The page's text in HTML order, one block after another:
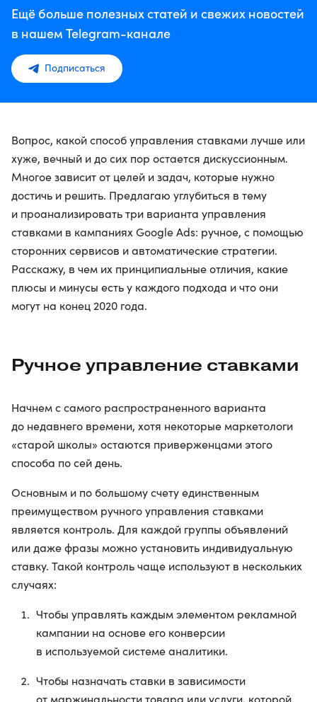
Ещё больше полезных статей и свежих новостей
в нашем Telegram-канале
Подписаться
Вопрос, какой способ управления ставками лучше или
хуже, вечный и до сих пор остается дискуссионным.
Многое зависит от целей и задач, которые нужно
достичь и решить. Предлагаю углубиться в тему
и проанализировать три варианта управления
ставками в кампаниях Google Ads: ручное, с помощью
сторонних сервисов и автоматические стратегии.
Расскажу, в чем их принципиальные отличия, какие
плюсы и минусы есть у каждого подхода и что они
могут на конец 2020 года.
Ручное управление ставками
Начнем с самого распространенного варианта
до недавнего времени, хотя некоторые маркетологи
«старой школы» остаются приверженцами этого
способа по сей день.
Основным и по большому счету единственным
преимуществом ручного управления ставками
является контроль. Для каждой группы объявлений
или даже фразы можно установить индивидуальную
ставку. Такой контроль чаще используют в нескольких
случаях:
Чтобы управлять каждым элементом рекламной
кампании на основе его конверсии
в используемой системе аналитики.
Чтобы назначать ставки в зависимости
от маржинальности товара или услуги, которой